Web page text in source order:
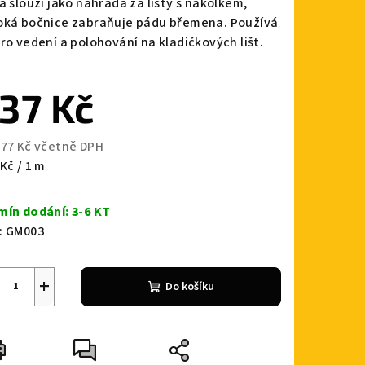
bočnice zabraňuje pádu břemena. Používá
vedení a polohování na kladičkových lišt.
Kč
Kč včetně DPH
/ 1 m
dodání: 3-6 KT
GM003
+ Do košíku